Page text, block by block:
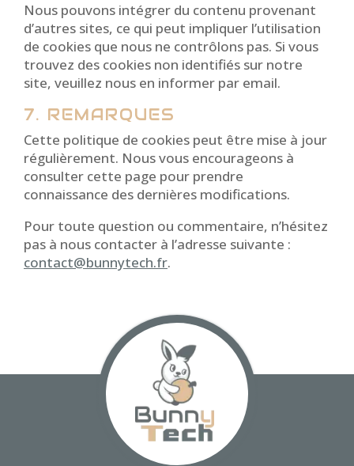
Nous pouvons intégrer du contenu provenant
d’autres sites, ce qui peut impliquer l’utilisation
de cookies que nous ne contrôlons pas. Si vous
trouvez des cookies non identifiés sur notre
site, veuillez nous en informer par email.
7. REMARQUES
Cette politique de cookies peut être mise à jour
régulièrement. Nous vous encourageons à
consulter cette page pour prendre
connaissance des dernières modifications.
Pour toute question ou commentaire, n’hésitez
pas à nous contacter à l’adresse suivante :
contact@bunnytech.fr.